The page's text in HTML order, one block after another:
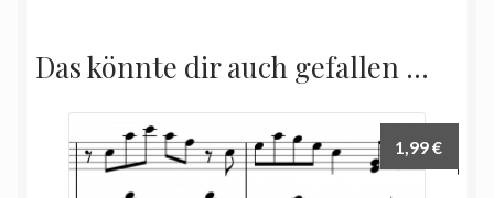
Das könnte dir auch gefallen …
1,99€